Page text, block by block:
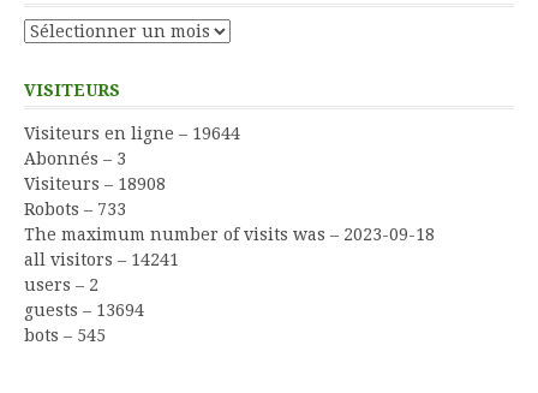
Archives
VISITEURS
Visiteurs en ligne – 19644
Abonnés – 3
Visiteurs – 18908
Robots – 733
The maximum number of visits was – 2023-09-18
all visitors – 14241
users – 2
guests – 13694
bots – 545